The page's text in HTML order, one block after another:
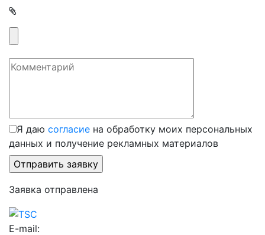
Я даю согласие на обработку моих персональных
данных и получение рекламных материалов
Заявка отправлена
E-mail: